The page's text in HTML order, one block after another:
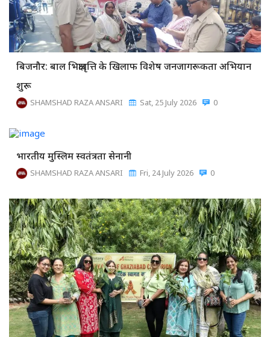
बिजनौर: बाल भिक्षावृत्ति के खिलाफ विशेष जनजागरूकता अभियान
शुरू
SHAMSHAD RAZA ANSARI Sat, 25 July 2026 0
भारतीय मुस्लिम स्वतंत्रता सेनानी
SHAMSHAD RAZA ANSARI Fri, 24 July 2026 0